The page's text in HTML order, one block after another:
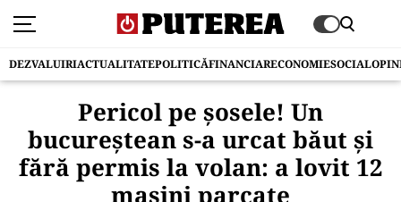
DEZVALUIRIACTUALITATEPOLITICĂFINANCIARECONOMIESOCIAL
Pericol pe șosele! Un
bucureștean s-a urcat băut și
fără permis la volan: a lovit 12
mașini parcate